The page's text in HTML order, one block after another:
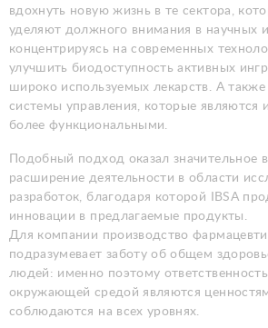
вдохнуть новую жизнь в те сектора,
уделяют должного внимания в научных
концентрируясь на современных
улучшить биодоступность активных
широко используемых лекарств. А также
системы управления, которые являются
более функциональными.
Подобный подход оказал значительное
расширение деятельности в области
разработок, благодаря которой IBSA
инновации в предлагаемые продукты.
Для компании производство
подразумевает заботу об общем
людей: именно поэтому
окружающей средой являются
соблюдаются на всех уровнях.